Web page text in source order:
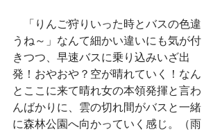
「りんご狩りいった時とバスの色違
うね～」なんて細かい違いにも気が付
きつつ、早速バスに乗り込みいざ出
発！おやおや？空が晴れていく！なん
とここに来て晴れ女の本領発揮と言わ
んばかりに、雲の切れ間がバスと一緒
に森林公園へ向かっていく感じ。（雨